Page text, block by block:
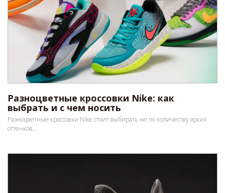
Разноцветные кроссовки Nike: как
выбрать и с чем носить
Разноцветные кроссовки Nike стоит выбирать не по количеству ярких
оттенков,...